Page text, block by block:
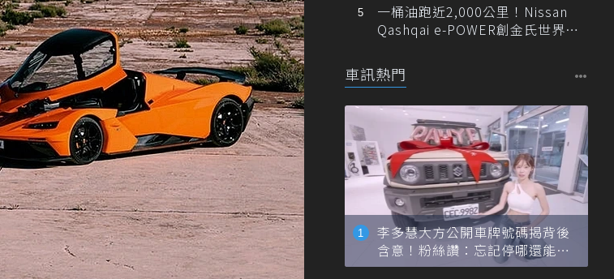
一桶油跑近2,000公里！Nissan
Qashqai e-POWER創金氏世界紀
車訊熱門
李多慧大方公開車牌號碼揭背後
含意！粉絲讚：忘記停哪還能幫
忙找車